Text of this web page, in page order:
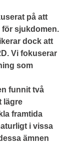
på att
för sjukdomen.
dock att
Vi fokuserar
som
funnit två
lägre
framtida
i vissa
ämnen